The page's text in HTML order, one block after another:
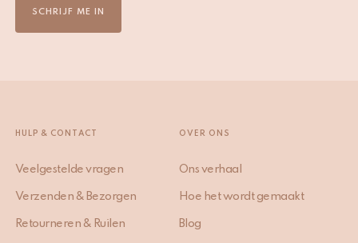
SCHRIJF ME IN
HULP & CONTACT
Veelgestelde vragen
Verzenden & Bezorgen
Retourneren & Ruilen
OVER ONS
Ons verhaal
Hoe het wordt gemaakt
Blog